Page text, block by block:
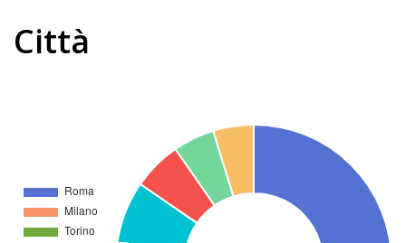
Città